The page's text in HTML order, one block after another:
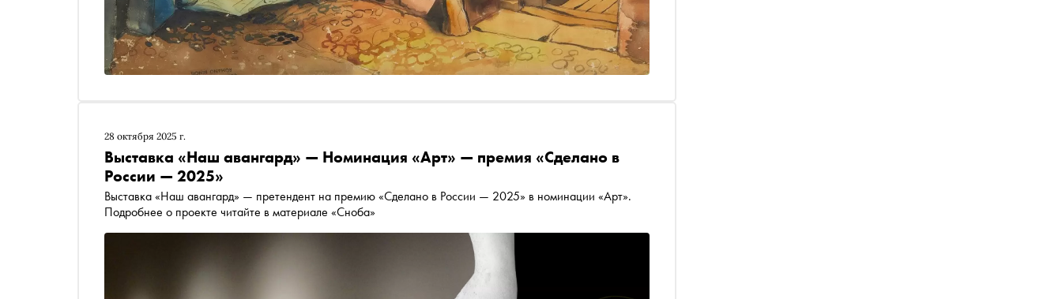
28 октября 2025 г.
Выставка «Наш авангард» — Номинация «Арт» — премия «Сделано в
России — 2025»
Выставка «Наш авангард» — претендент на премию «Сделано в России — 2025» в номинации «Арт».
Подробнее о проекте читайте в материале «Сноба»